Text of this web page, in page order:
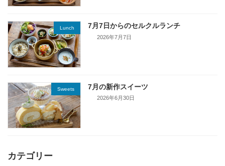
Lunch 7月7日からのセルクルランチ
2026年7月7日
Sweets 7月の新作スイーツ
2026年6月30日
カテゴリー